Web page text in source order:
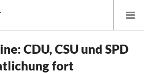
CDU, CSU und SPD
fort